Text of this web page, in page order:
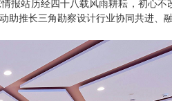
报站历经四十八载风雨耕耘，初心不
推长三角勘察设计行业协同共进、融